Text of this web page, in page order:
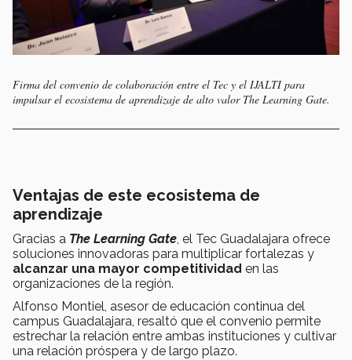
Firma del convenio de colaboración entre el Tec y el IJALTI para
impulsar el ecosistema de aprendizaje de alto valor The Learning Gate.
Ventajas de este ecosistema de
aprendizaje
Gracias a The Learning Gate, el Tec Guadalajara ofrece
soluciones innovadoras para multiplicar fortalezas y
alcanzar una mayor competitividad en las
organizaciones de la región.
Alfonso Montiel, asesor de educación continua del
campus Guadalajara, resaltó que el convenio permite
estrechar la relación entre ambas instituciones y cultivar
una relación próspera y de largo plazo.